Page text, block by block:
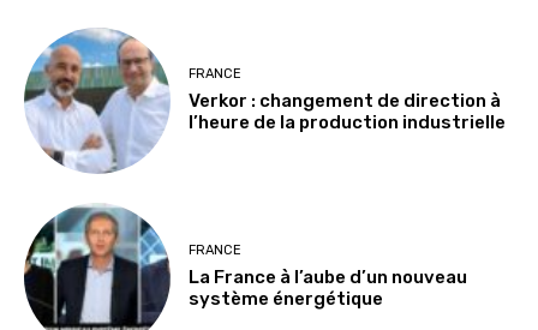
FRANCE
Verkor : changement de direction à
l’heure de la production industrielle
FRANCE
La France à l’aube d’un nouveau
système énergétique